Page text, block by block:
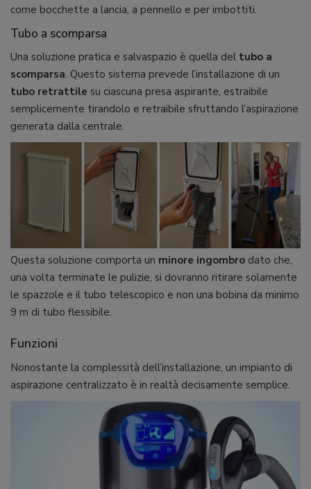
come bocchette a lancia, a pennello e per imbottiti.
Tubo a scomparsa
Una soluzione pratica e salvaspazio è quella del tubo a
scomparsa. Questo sistema prevede l’installazione di un
tubo retrattile su ciascuna presa aspirante, estraibile
semplicemente tirandolo e retraibile sfruttando l’aspirazione
generata dalla centrale.
Questa soluzione comporta un minore ingombro dato che,
una volta terminate le pulizie, si dovranno ritirare solamente
le spazzole e il tubo telescopico e non una bobina da minimo
9 m di tubo flessibile.
Funzioni
Nonostante la complessità dell’installazione, un impianto di
aspirazione centralizzato è in realtà decisamente semplice.